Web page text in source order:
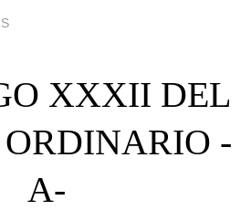
XXXII DEL
-
A-